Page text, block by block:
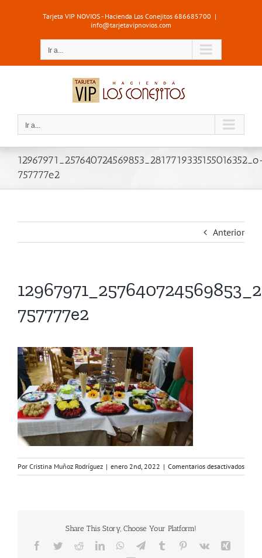
Tarjeta VIP NOVIOS - Hacienda Los Conejitos 686685700 |
info@tarjetavipnovios.com
Ir a...
Ir a...
757777e2
Anterior
757777e2
Por Cristina Muñoz Rodríguez | enero 2nd, 2022 | Comentarios desactivadosen
Share This Story, Choose Your Platform!
Facebook
TwitterRedditLinkedInWhatsApp
TelegramTumblr Pinterest
Vk